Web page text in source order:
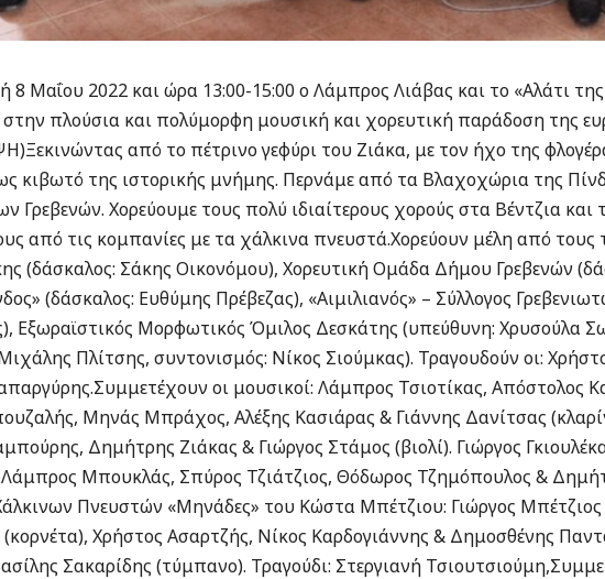
8 Μαΐου 2022 και ώρα 13:00-15:00 ο Λάμπρος Λιάβας και το «Αλάτι
στην πλούσια και πολύμορφη μουσική και χορευτική παράδοση της
από το πέτρινο γεφύρι του Ζιάκα, με τον ήχο της
κιβωτό της ιστορικής μνήμης. Περνάμε από τα Βλαχοχώρια της
Γρεβενών. Χορεύουμε τους πολύ ιδιαίτερους χορούς στα Βέντζια
από τις κομπανίες με τα χάλκινα πνευστά.Χορεύουν μέλη από τους
(δάσκαλος: Σάκης Οικονόμου), Χορευτική Ομάδα Δήμου Γρεβενών
(δάσκαλος: Ευθύμης Πρέβεζας), «Αιμιλιανός» – Σύλλογος
Εξωραϊστικός Μορφωτικός Όμιλος Δεσκάτης (υπεύθυνη: Χρυσούλα
Πλίτσης, συντονισμός: Νίκος Σιούμκας). Τραγουδούν οι:
οι μουσικοί: Λάμπρος Τσιοτίκας, Απόστολος
Μηνάς Μπράχος, Αλέξης Κασιάρας & Γιάννης Δανίτσας
Δημήτρης Ζιάκας & Γιώργος Στάμος (βιολί). Γιώργος
Μπουκλάς, Σπύρος Τζιάτζιος, Θόδωρος Τζημόπουλος &
Πνευστών «Μηνάδες» του Κώστα Μπέτζιου: Γιώργος
(κορνέτα), Χρήστος Ασαρτζής, Νίκος Καρδογιάννης & Δημοσθένης
Σακαρίδης (τύμπανο). Τραγούδι: Στεργιανή